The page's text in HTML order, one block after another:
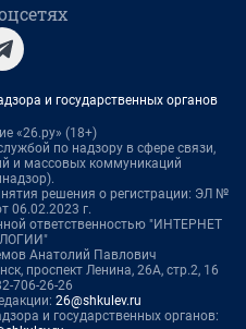
и государственных органов
«26.ру» (18+)
по надзору в сфере связи,
и массовых коммуникаций
решения о регистрации: ЭЛ №
06.02.2023 г.
ответственностью "ИНТЕРНЕТ
Анатолий Павлович
проспект Ленина, 26А, стр.2, 16
706-26-26
26@shkulev.ru
и государственных органов: